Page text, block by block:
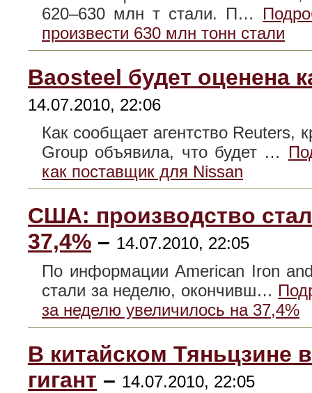
620–630 млн т стали. П…
произвести 630 млн тонн стали
Baosteel будет оценена
14.07.2010, 22:06
Как сообщает агентство Reuters,
Group объявила, что будет …
как поставщик для Nissan
США: производство
37,4% – 14.07.2010, 22:05
По информации American Iron
стали за неделю, окончивш…
за неделю увеличилось на 37,4%
В китайском Тяньцзине
гигант – 14.07.2010, 22:05